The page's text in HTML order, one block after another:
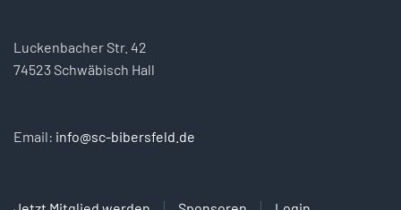
Luckenbacher Str. 42
74523 Schwäbisch Hall
Email: info@sc-bibersfeld.de